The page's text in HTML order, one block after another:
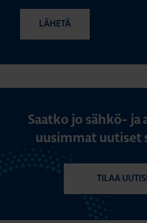
Saatko jo sähkö- ja
uusimmat uutiset
TILAA